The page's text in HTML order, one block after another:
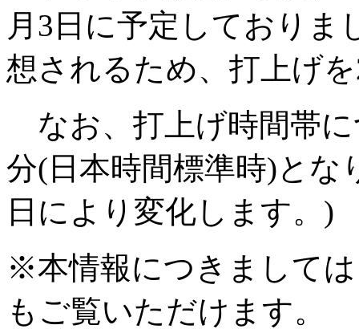
月3日に予定しておりま
想されるため、打上げ
なお、打上げ時間帯に
分(日本時間標準時)とな
日により変化します。)
※本情報につきまして
もご覧いただけます。